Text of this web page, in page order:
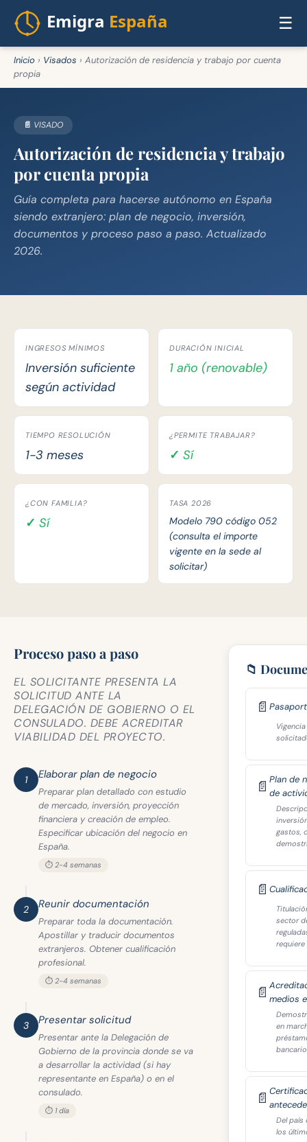
☰
Inicio › Visados › Autorización de residencia y trabajo por cuenta
propia
📄 VISADO
Autorización de residencia y trabajo
por cuenta propia
Guía completa para hacerse autónomo en España
siendo extranjero: plan de negocio, inversión,
documentos y proceso paso a paso. Actualizado
2026.
INGRESOS MÍNIMOS
Inversión suficiente
según actividad
DURACIÓN INICIAL
1 año (renovable)
TIEMPO RESOLUCIÓN
1-3 meses
¿PERMITE TRABAJAR?
✓ Sí
¿CON FAMILIA?
✓ Sí
TASA 2026
Modelo 790 código 052
(consulta el importe
vigente en la sede al
solicitar)
Proceso paso a paso
EL SOLICITANTE PRESENTA LA
SOLICITUD ANTE LA
DELEGACIÓN DE GOBIERNO O EL
CONSULADO. DEBE ACREDITAR
VIABILIDAD DEL PROYECTO.
1 Elaborar plan de negocio
Preparar plan detallado con estudio
de mercado, inversión, proyección
financiera y creación de empleo.
Especificar ubicación del negocio en
España.
⏱️ 2-4 semanas
2 Reunir documentación
Preparar toda la documentación.
Apostillar y traducir documentos
extranjeros. Obtener cualificación
profesional.
⏱️ 2-4 semanas
3 Presentar solicitud
Presentar ante la Delegación de
Gobierno de la provincia donde se va
a desarrollar la actividad (si hay
representante en España) o en el
consulado.
⏱️ 1 día
📁
📄
📄 Plan de
de
gastos,
📄
sector
requiere
📄 medios
en
📄
Del país
los